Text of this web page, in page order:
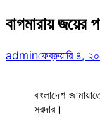
বাগমারায় জয়ের
adminফেব্রুয়ারি ৪,
বাংলাদেশ
সরদার।